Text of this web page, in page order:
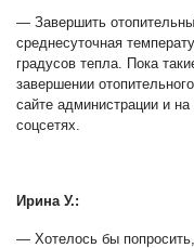
— Завершить
среднесуточная
градусов тепла. Пока
завершении
сайте администрации и
соцсетях.
Ирина У.:
— Хотелось бы